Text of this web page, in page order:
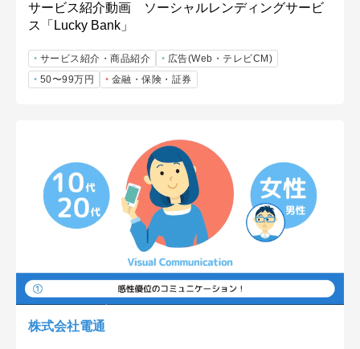
サービス紹介動画 ソーシャルレンディングサービ
ス「Lucky Bank」
サービス紹介・商品紹介
広告(Web・テレビCM)
50〜99万円
金融・保険・証券
株式会社電通